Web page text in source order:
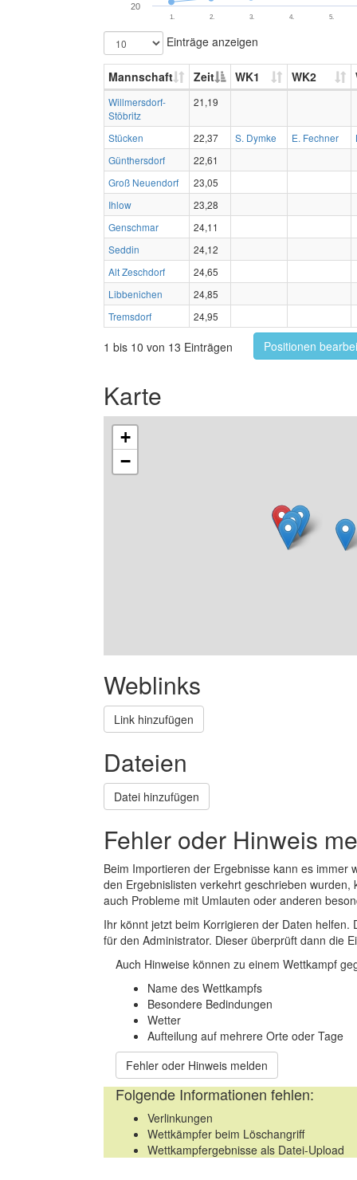
1. 2. 3. 4. 5.
20
Einträge anzeigen
Mannschaft Zeit WK1 WK2
Willmersdorf-
Stöbritz
21,19
Stücken 22,37 S. Dymke E. Fechner
Günthersdorf
22,61
Groß Neuendorf
23,05
Ihlow
23,28
Genschmar
24,11
Seddin
24,12
Alt Zeschdorf
24,65
Libbenichen
24,85
Tremsdorf
24,95
1 bis 10 von 13 Einträgen Positionen
Karte
+
−
Weblinks
Link hinzufügen
Dateien
Datei hinzufügen
Fehler oder Hinweis
Beim Importieren der Ergebnisse kann es
den Ergebnislisten verkehrt geschrieben
auch Probleme mit Umlauten oder anderen
Ihr könnt jetzt beim Korrigieren der Daten
für den Administrator. Dieser überprüft dann die
Auch Hinweise können zu einem Wettkampf
Name des Wettkampfs
Besondere Bedindungen
Wetter
Aufteilung auf mehrere Orte oder Tage
Fehler oder Hinweis melden
Folgende Informationen fehlen:
Verlinkungen
Wettkämpfer beim Löschangriff
Wettkampfergebnisse als Datei-Upload